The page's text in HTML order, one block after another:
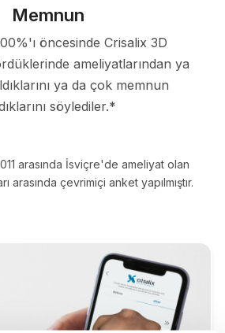
Memnun
öncesinde Crisalix 3D
ameliyatlarından ya
ya da çok memnun
söylediler.*
arasında İsviçre'de ameliyat olan
arasında çevrimiçi anket yapılmıştır.